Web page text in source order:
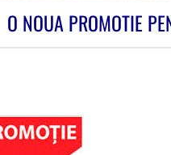
O NOUA PROMOTIE